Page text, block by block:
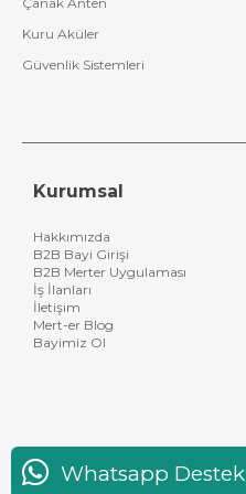
Kuru Aküler
Güvenlik Sistemleri
Kurumsal
Hakkımızda
B2B Bayi Girişi
B2B Merter Uygulaması
İş İlanları
İletişim
Mert-er Blog
Bayimiz Ol
Whatsapp Destek